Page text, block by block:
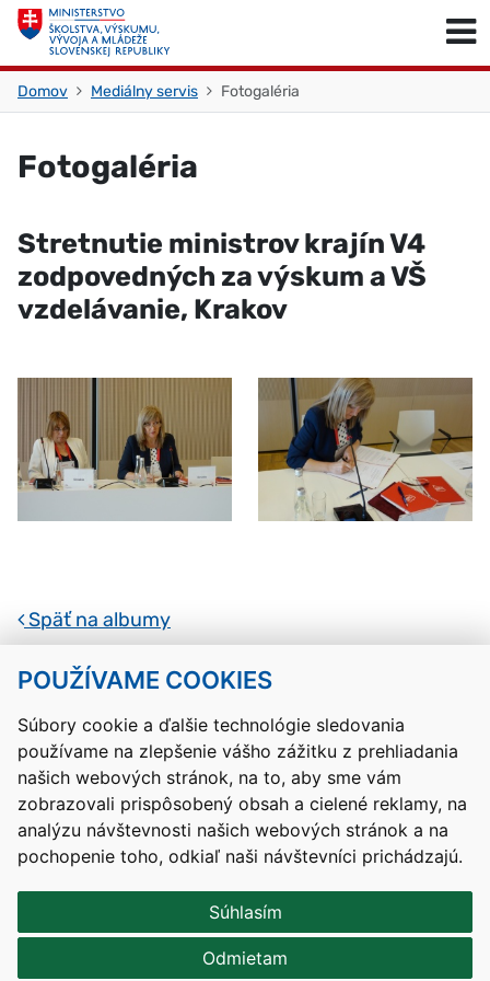
POUŽÍVAME COOKIES
Súbory cookie a ďalšie technológie sledovania
používame na zlepšenie vášho zážitku z prehliadania
našich webových stránok, na to, aby sme vám
zobrazovali prispôsobený obsah a cielené reklamy, na
analýzu návštevnosti našich webových stránok a na
pochopenie toho, odkiaľ naši návštevníci prichádzajú.
Súhlasím
Odmietam
Skočiť na obsah
Domov Mediálny servis Fotogaléria
Fotogaléria
Stretnutie ministrov krajín V4
zodpovedných za výskum a VŠ
vzdelávanie, Krakov
Späť na albumy
Skočiť na začiatok stránky
Kontakty Mapa stránky RSS
Vyhlásenie o prístupnosti
Nastavenia cookies
Prevádzkovateľom služby je Ministerstvo školstva, výskumu,
vývoja a mládeže Slovenskej republiky.